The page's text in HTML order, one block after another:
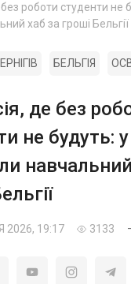
роботи студенти не
хаб за гроші Бельгії
БЕЛЬГІЯ
де без
не будуть: у
2026, 19:17 3133